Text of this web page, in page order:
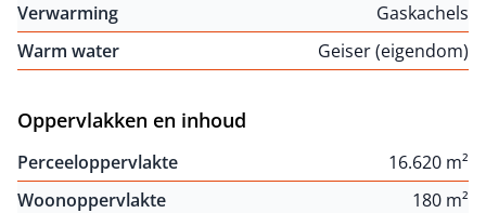
Verwarming
Gaskachels
Warm water
Geiser (eigendom)
Oppervlakken en inhoud
Perceeloppervlakte
16.620 m²
Woonoppervlakte
180 m²